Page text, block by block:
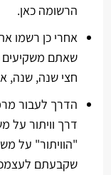
הרשומה כאן.
אחרי כן רשמו
שאתם משקיעים
חצי שנה, שנה,
הדרך לעבור
דרך וויתור על
"הוויתור" על
שקבעתם